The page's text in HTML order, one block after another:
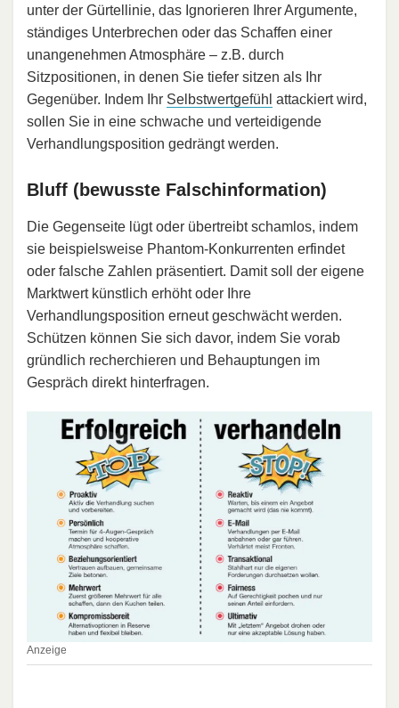
unter der Gürtellinie, das Ignorieren Ihrer Argumente,
ständiges Unterbrechen oder das Schaffen einer
unangenehmen Atmosphäre – z.B. durch
Sitzpositionen, in denen Sie tiefer sitzen als Ihr
Gegenüber. Indem Ihr Selbstwertgefühl attackiert wird,
sollen Sie in eine schwache und verteidigende
Verhandlungsposition gedrängt werden.
Bluff (bewusste Falschinformation)
Die Gegenseite lügt oder übertreibt schamlos, indem
sie beispielsweise Phantom-Konkurrenten erfindet
oder falsche Zahlen präsentiert. Damit soll der eigene
Marktwert künstlich erhöht oder Ihre
Verhandlungsposition erneut geschwächt werden.
Schützen können Sie sich davor, indem Sie vorab
gründlich recherchieren und Behauptungen im
Gespräch direkt hinterfragen.
Anzeige